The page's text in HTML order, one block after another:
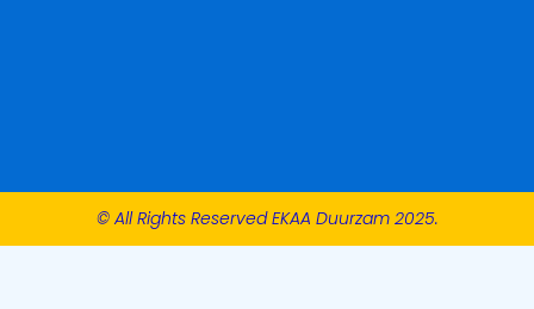
© All Rights Reserved EKAA Duurzam 2025.